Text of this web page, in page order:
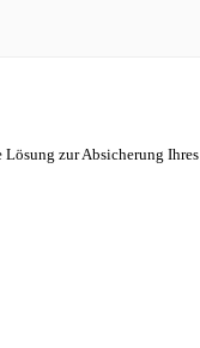
zur Absicherung